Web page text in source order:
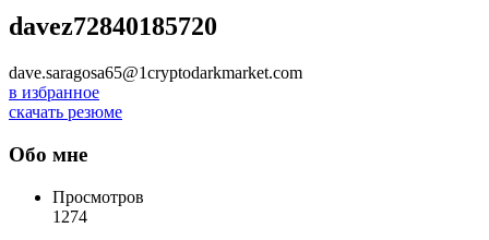
davez72840185720
dave.saragosa65@1cryptodarkmarket.com
в избранное
скачать резюме
Обо мне
Просмотров
1274